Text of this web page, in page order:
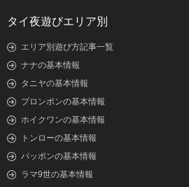
タイ夜遊びエリア別
エリア別遊び方記事一覧
ナナの基本情報
タニヤの基本情報
プロンポンの基本情報
ホイクワンの基本情報
トンローの基本情報
パッポンの基本情報
ラマ9世の基本情報